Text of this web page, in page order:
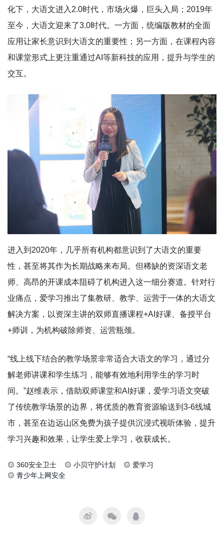
化下，大语文进入2.0时代，市场火爆，巨头入局；2019年
至今，大语文迎来了3.0时代。一方面，统编版教材的全面
应用让家长意识到大语文的重要性；另一方面，在课程内容
和课堂形式上更注重通过AI等新科技的应用，提升与学生的
交互。
进入到2020年，几乎所有机构都意识到了大语文的重要
性，甚至将其作为长期战略来布局。但稀缺的资深语文老
师、高昂的开课成本阻碍了机构进入这一细分赛道。针对行
业痛点，爱学习推出了集教研、教学、运营于一体的大语文
解决方案，以资深主讲的双师直播课程+AI好课、备授平台
+师训，为机构破除师资、运营瓶颈。
“线上线下结合的教学场景非常适合大语文的学习，通过分
解老师讲课和学生练习，能够有效地利用学生的学习时
间。”赵维表示，借助双师课堂和AI好课，爱学习语文突破
了传统教学场景的边界，将优质的教育资源输送到3-6线城
市，甚至在边远山区免费为孩子提供沉浸式视听体验，提升
学习兴趣和效果，让学生爱上学习，收获成长。
360安全卫士 小贝守护计划
爱学习
青少年上网安全